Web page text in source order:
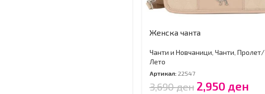
Женска чанта
Чанти и Новчаници, Чанти, Пролет/
Лето
Артикал:22547
3,690ден 2,950 ден